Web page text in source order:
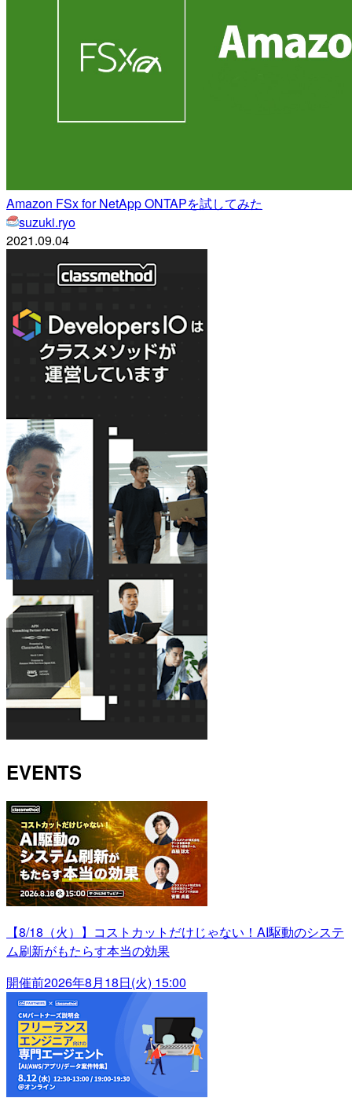
Amazon FSx for NetApp ONTAPを試してみた
suzuki.ryo
2021.09.04
EVENTS
【8/18（火）】コストカットだけじゃない！AI駆動のシステ
ム刷新がもたらす本当の効果
開催前2026年8月18日(火) 15:00